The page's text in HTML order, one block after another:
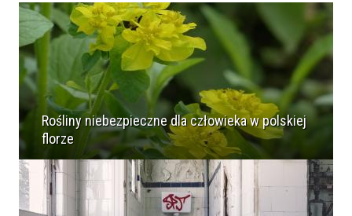
Rośliny niebezpieczne dla człowieka w polskiej
florze